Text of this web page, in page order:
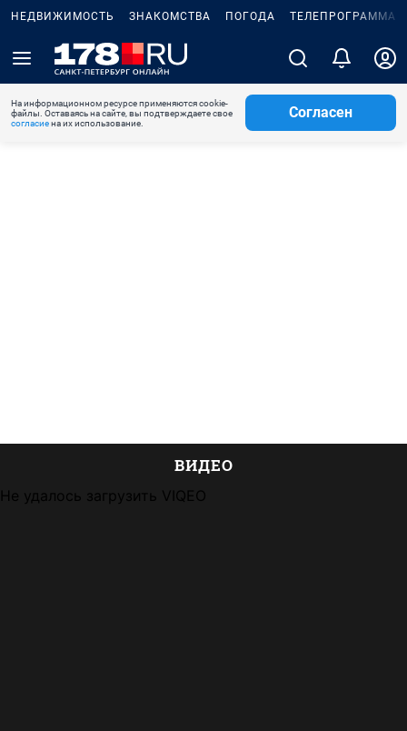
НЕДВИЖИМОСТЬ ЗНАКОМСТВА ПОГОДА ТЕЛЕПРОГРАММА
На информационном ресурсе применяются cookie-
файлы. Оставаясь на сайте, вы подтверждаете свое
согласиена их использование.
Согласен
ВИДЕО
Не удалось загрузить VIQEO